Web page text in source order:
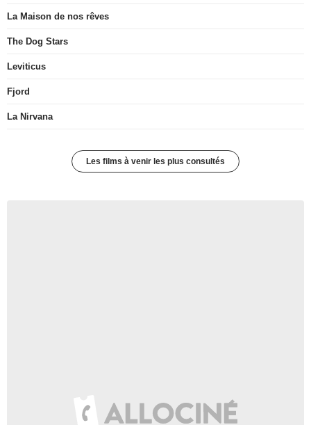
La Maison de nos rêves
The Dog Stars
Leviticus
Fjord
La Nirvana
Les films à venir les plus consultés